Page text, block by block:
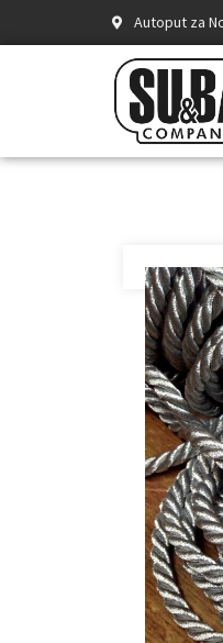
Autoput za